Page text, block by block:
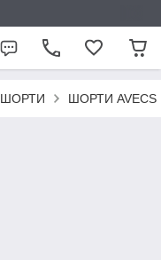
ШОРТИ ШОРТИ AVECS